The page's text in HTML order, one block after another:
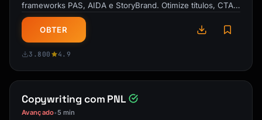
### Instagram Caption
[Hook in first line - visible before "more"]
[Line break]
frameworks PAS, AIDA e StoryBrand. Otimize títulos, CTAs
e propostas de valor. Página …
OBTER
3.800 4.9
Copywriting com PNL
Avançado•5 min